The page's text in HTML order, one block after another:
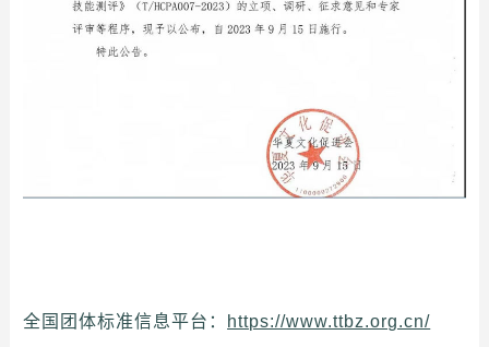
全国团体标准信息平台： https://www.ttbz.org.cn/